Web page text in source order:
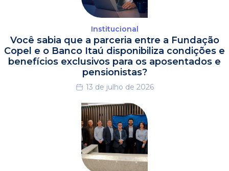
Institucional
Você sabia que a parceria entre a Fundação
Copel e o Banco Itaú disponibiliza condições e
benefícios exclusivos para os aposentados e
pensionistas?
13 de julho de 2026